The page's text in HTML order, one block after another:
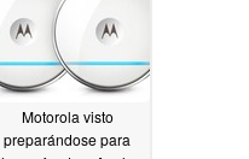
Motorola visto
preparándose para